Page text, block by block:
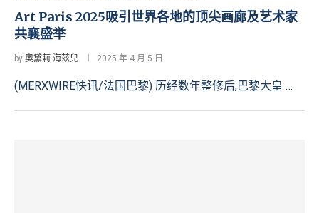
Art Paris 2025吸引世界各地的顶尖画廊及艺术家
共襄盛举
by 奧黛莉 海茲兒 2025 年 4 月 5 日
(MERXWIRE快讯/法国巴黎) 历经数年整修后,巴黎大皇 …